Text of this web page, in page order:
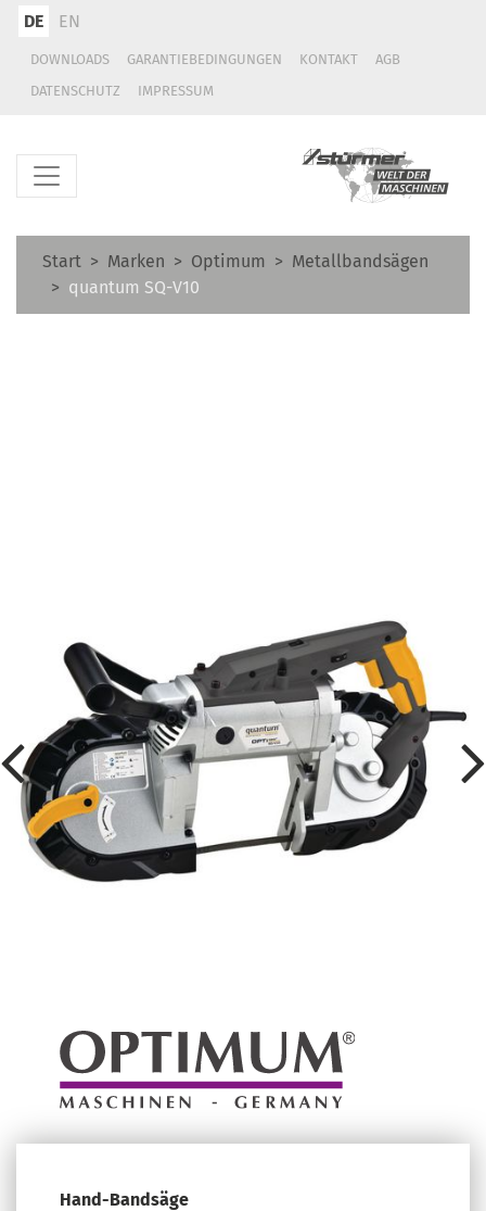
DE EN
DOWNLOADS GARANTIEBEDINGUNGEN KONTAKT
AGB
DATENSCHUTZ
IMPRESSUM
Start Marken Optimum
Metallbandsägen
quantum SQ-V10
Hand-Bandsäge